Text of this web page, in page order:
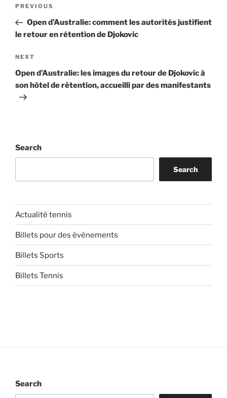
Previous
Post
PREVIOUS
Open d’Australie: comment les autorités justifient
le retour en rétention de Djokovic
Next
Post
NEXT
Open d’Australie: les images du retour de Djokovic à
son hôtel de rétention, accueilli par des manifestants
Search
Search
Actualité tennis
Billets pour des événements
Billets Sports
Billets Tennis
Search